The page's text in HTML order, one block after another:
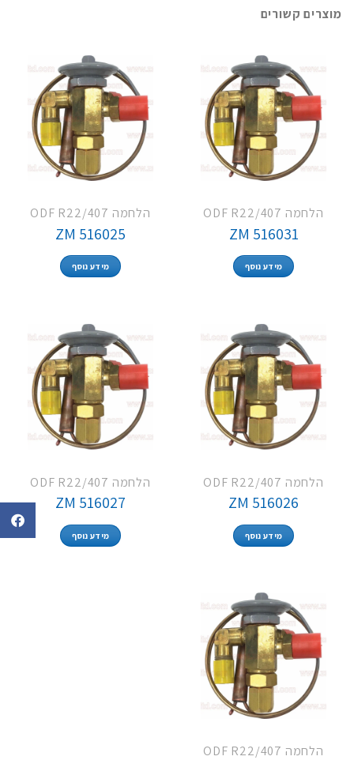
מוצרים קשורים
הלחמה ODF R22/407
ZM 516031
מידע נוסף
הלחמה ODF R22/407
ZM 516025
מידע נוסף
הלחמה ODF R22/407
ZM 516026
מידע נוסף
הלחמה ODF R22/407
ZM 516027
מידע נוסף
הלחמה ODF R22/407